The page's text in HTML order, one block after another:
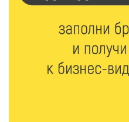
области проходят «Дни
Арбуз без риска: на что
покупке — советы